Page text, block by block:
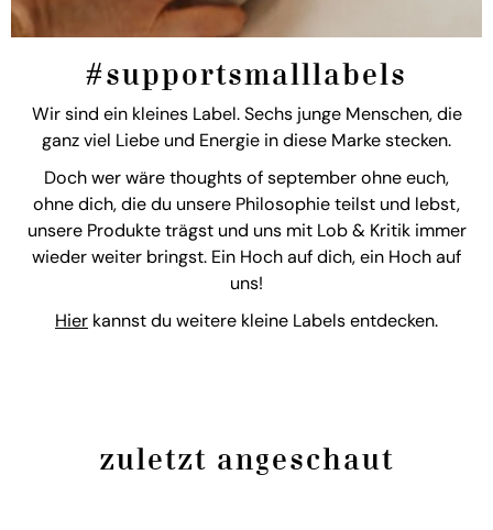
#supportsmalllabels
Wir sind ein kleines Label. Sechs junge Menschen, die
ganz viel Liebe und Energie in diese Marke stecken.
Doch wer wäre thoughts of september ohne euch,
ohne dich, die du unsere Philosophie teilst und lebst,
unsere Produkte trägst und uns mit Lob & Kritik immer
wieder weiter bringst. Ein Hoch auf dich, ein Hoch auf
uns!
Hier kannst du weitere kleine Labels entdecken.
zuletzt angeschaut